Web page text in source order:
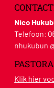
Nico
Telefoon:
nhukubun
Klik hier